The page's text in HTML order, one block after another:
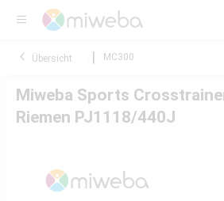
Übersicht MC300
Miweba Sports
Riemen PJ1118/440J